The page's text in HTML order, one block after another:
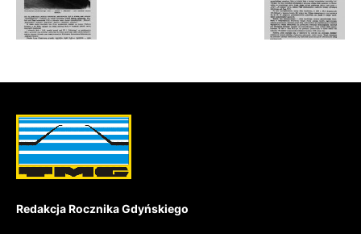
Redakcja Rocznika Gdyńskiego